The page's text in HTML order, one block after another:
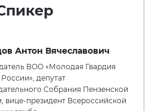
Антон Вячеславович
ВОО «Молодая Гвардия
депутат
Собрания Пензенской
вице-президент Всероссийской